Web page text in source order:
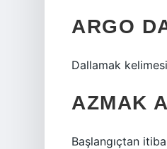
ARGO
Dallamak
AZMAK
Başlangıçtan